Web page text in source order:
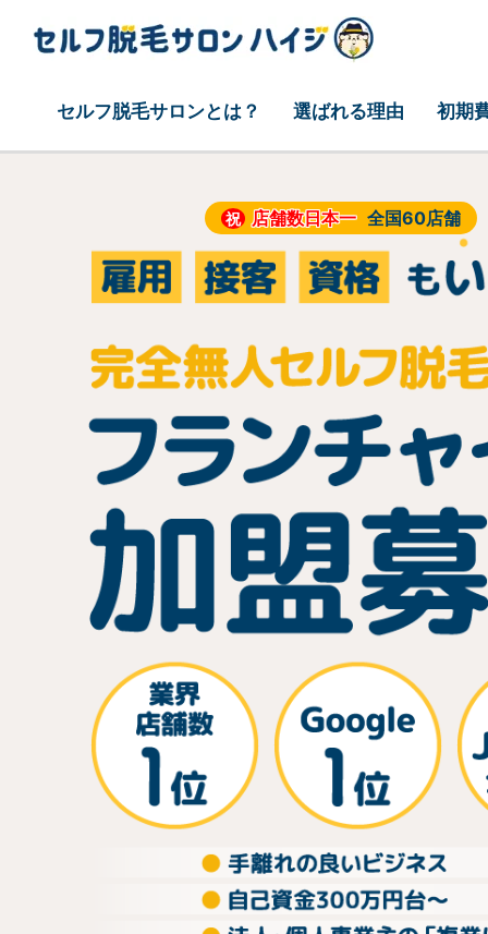
セルフ脱毛サロンとは？ 選ばれる理由 初期
祝 店舗数日本一 全国60店舗